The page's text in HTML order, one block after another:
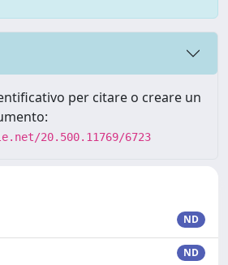
per citare o creare un
20.500.11769/6723
ND
ND